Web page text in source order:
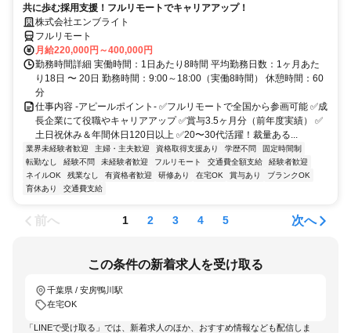
共に歩む採用支援！フルリモートでキャリアアップ！
株式会社エンブライト
フルリモート
月給220,000円～400,000円
勤務時間詳細 実働時間：1日あたり8時間 平均勤務日数：1ヶ月あた
り18日 〜 20日 勤務時間：9:00～18:00（実働8時間） 休憩時間：60
分
仕事内容 -アピールポイント- ✅フルリモートで全国から参画可能 ✅成
長企業にて役職やキャリアアップ ✅賞与3.5ヶ月分（前年度実績） ✅
土日祝休み＆年間休日120日以上 ✅20〜30代活躍！裁量ある...
業界未経験者歓迎 主婦・主夫歓迎 資格取得支援あり 学歴不問
固定時間制
転勤なし
経験不問 未経験者歓迎 フルリモート 交通費全額支給
経験者歓迎
ネイルOK
残業なし 有資格者歓迎 研修あり 在宅OK 賞与あり
ブランクOK
育休あり
交通費支給
前へ 1 2 3 4 5 次へ
この条件の新着求人を受け取る
千葉県 / 安房鴨川駅
在宅OK
「LINEで受け取る」では、新着求人のほか、おすすめ情報なども配信しま